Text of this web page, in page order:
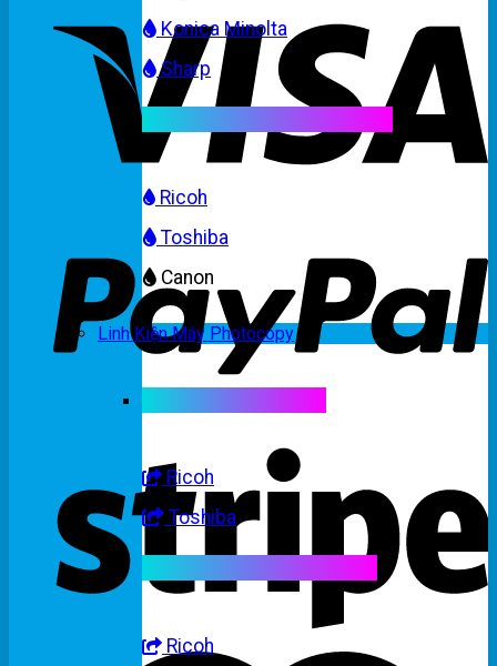
Konica Minolta
Sharp
Ricoh
Toshiba
Canon
Linh Kiện Máy Photocopy
Ricoh
Toshiba
Ricoh